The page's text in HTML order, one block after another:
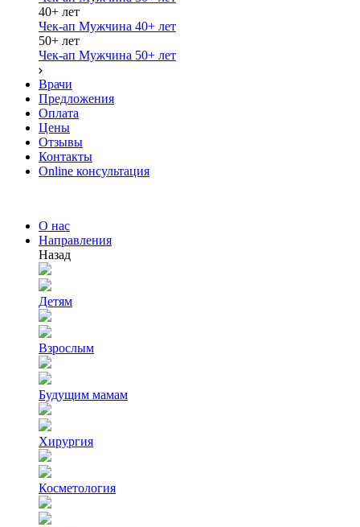
40+ лет
Чек-ап Мужчина 40+ лет
50+ лет
Чек-ап Мужчина 50+ лет
Врачи
Предложения
Оплата
Цены
Отзывы
Контакты
Online консультация
О нас
Направления
Назад
Детям
Взрослым
Будущим мамам
Хирургия
Косметология